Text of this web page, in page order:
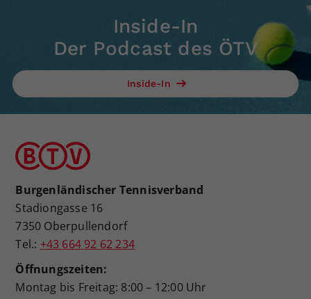
Inside-In
Der Podcast des ÖTV
Inside-In
Burgenländischer Tennisverband
Stadiongasse 16
7350 Oberpullendorf
Tel.: +43 664 92 62 234
Öffnungszeiten:
Montag bis Freitag: 8:00 – 12:00 Uhr